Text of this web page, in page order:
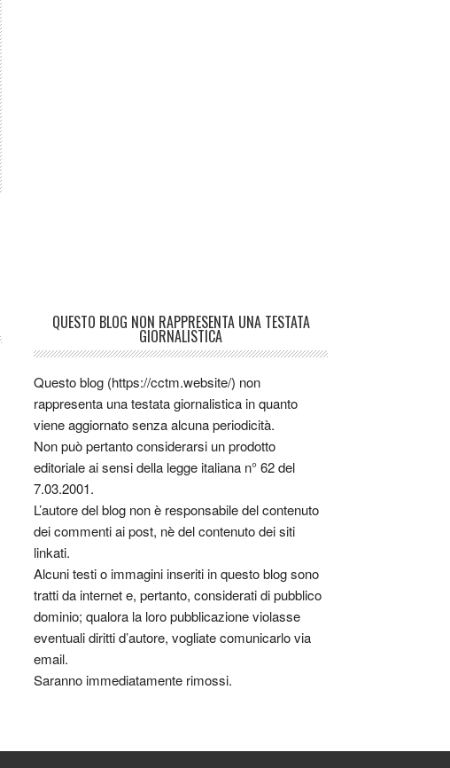
QUESTO BLOG NON RAPPRESENTA UNA TESTATA
GIORNALISTICA
Questo blog (https://cctm.website/) non
rappresenta una testata giornalistica in quanto
viene aggiornato senza alcuna periodicità.
Non può pertanto considerarsi un prodotto
editoriale ai sensi della legge italiana n° 62 del
7.03.2001.
L’autore del blog non è responsabile del contenuto
dei commenti ai post, nè del contenuto dei siti
linkati.
Alcuni testi o immagini inseriti in questo blog sono
tratti da internet e, pertanto, considerati di pubblico
dominio; qualora la loro pubblicazione violasse
eventuali diritti d’autore, vogliate comunicarlo via
email.
Saranno immediatamente rimossi.